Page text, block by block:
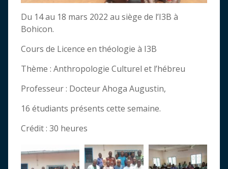
Du 14 au 18 mars 2022 au siège de l’I3B à
Bohicon.
Cours de Licence en théologie à I3B
Thème : Anthropologie Culturel et l’hébreu
Professeur : Docteur Ahoga Augustin,
16 étudiants présents cette semaine.
Crédit : 30 heures